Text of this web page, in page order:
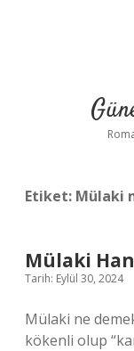
Etiket: Mülaki
Mülaki
Tarih: Eylül 30, 2024
Mülaki ne
kökenli olup